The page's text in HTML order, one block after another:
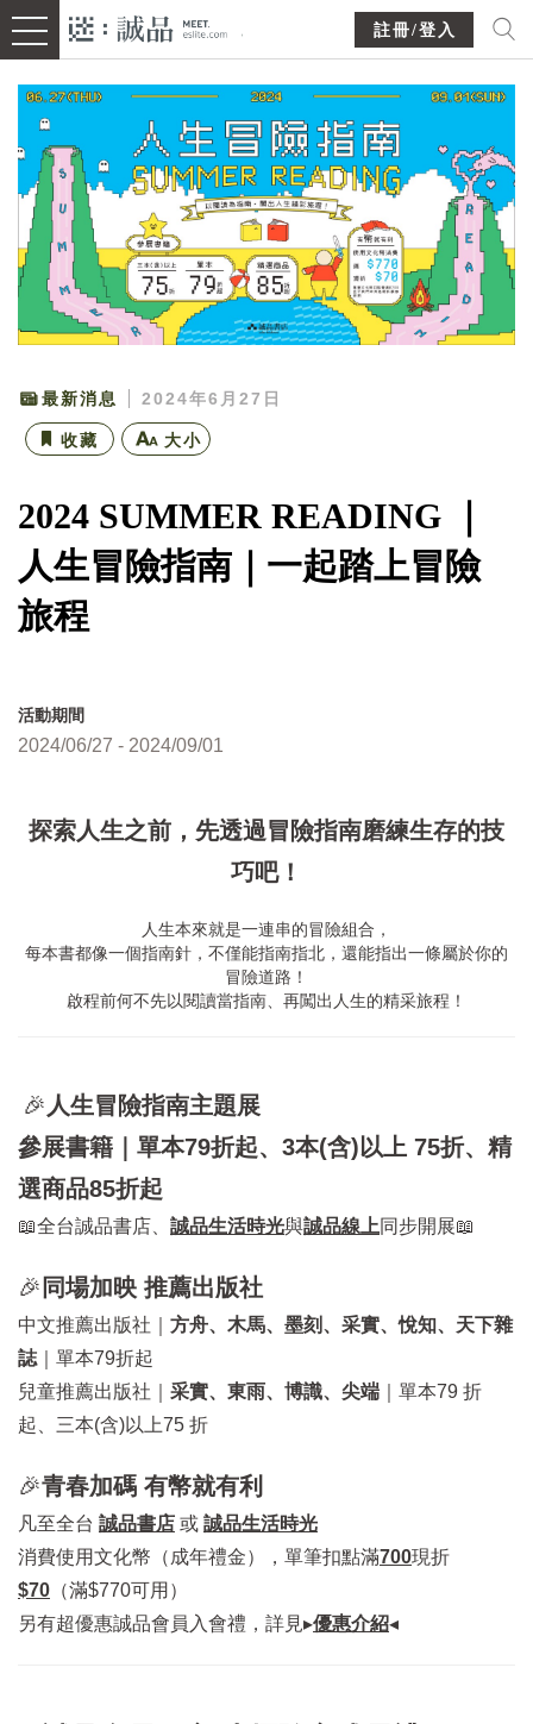
註冊/登入
最新消息 2024年6月27日
收藏 大小
2024 SUMMER READING ｜
人生冒險指南｜一起踏上冒險
旅程
活動期間
2024/06/27 - 2024/09/01
探索人生之前，先透過冒險指南磨練生存的技
巧吧！
人生本來就是一連串的冒險組合，
每本書都像一個指南針，不僅能指南指北，還能指出一條屬於你的
冒險道路！
啟程前何不先以閱讀當指南、再闖出人生的精采旅程！
🎉 人生冒險指南主題展
參展書籍｜單本79折起、3本(含)以上 75折、精
選商品85折起
📖全台誠品書店、 誠品生活時光與誠品線上同步開展📖
🎉 同場加映 推薦出版社
中文推薦出版社｜ 方舟、木馬、墨刻、采實、悅知、天下雜
誌 ｜單本79折起
兒童推薦出版社｜ 采實、東雨、博識、尖端 ｜單本79 折
起、三本(含)以上75 折
🎉青春加碼 有幣就有利
凡至全台 誠品書店 或 誠品生活時光
消費使用文化幣（成年禮金），單筆扣點滿700現折
$70 （滿$770可用）
另有超優惠誠品會員入會禮，詳見▸優惠介紹◂